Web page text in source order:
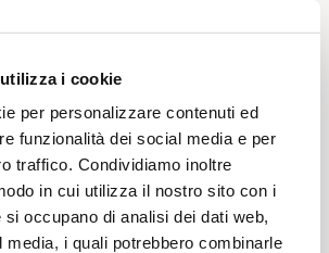
i cookie
per personalizzare contenuti ed
funzionalità dei social media e per
traffico. Condividiamo inoltre
in cui utilizza il nostro sito con i
occupano di analisi dei dati web,
media, i quali potrebbero combinarle